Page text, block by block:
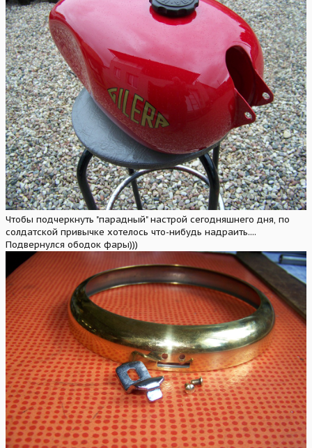
Чтобы подчеркнуть "парадный" настрой сегодняшнего дня, по
солдатской привычке хотелось что-нибудь надраить....
Подвернулся ободок фары)))